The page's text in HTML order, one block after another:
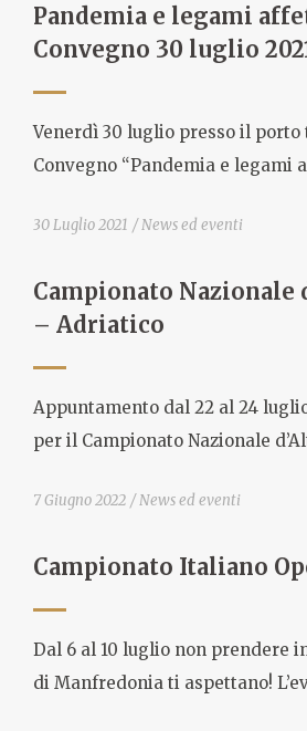
Pandemia e legami
Convegno 30 luglio
Venerdì 30 luglio presso il
Convegno “Pandemia e legami
30 Luglio 2021 News ed eventi
Campionato Nazionale
– Adriatico
Appuntamento dal 22 al 24
per il Campionato Nazionale
7 Giugno 2022 News ed eventi
Campionato Italiano
Dal 6 al 10 luglio non prendere
di Manfredonia ti aspettano!